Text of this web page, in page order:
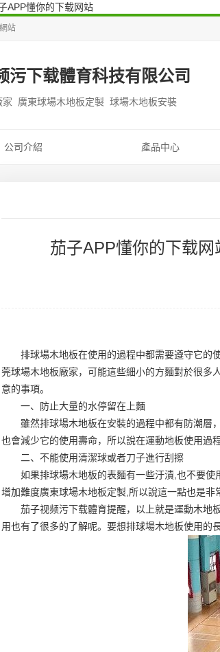
APP懂你的下载网站
網站
污下载體育科技有限公司
家 廣東球場木地板定製 球場木地板安裝
公司介紹 產品中心
茄子APP懂你的下载
排球場木地板在使用的過程中都需要遵守它的
莞球場木地板廠家，可能這些細小的方麵對於很多
意的事項。
一、防止大量的水停留在上麵
雖然排球場木地板在安裝的過程中都有防潮層
也會減少它的使用壽命，所以說在運動地板使用過
二、不能使用清潔球或者刀子進行刮擦
如果排球場木地板的表麵有一些汙漬,也不要
增加難度廣東球場木地板定製 ,所以說這一點也是非
茄子视频污下载體育提醒，以上就是運動木地
用也有了很多的了解呢。要想排球場木地板使用的